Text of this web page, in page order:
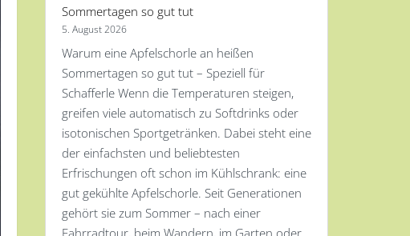
Sommertagen so gut tut
5. August 2026
Warum eine Apfelschorle an heißen
Sommertagen so gut tut – Speziell für
Schafferle Wenn die Temperaturen steigen,
greifen viele automatisch zu Softdrinks oder
isotonischen Sportgetränken. Dabei steht eine
der einfachsten und beliebtesten
Erfrischungen oft schon im Kühlschrank: eine
gut gekühlte Apfelschorle. Seit Generationen
gehört sie zum Sommer – nach einer